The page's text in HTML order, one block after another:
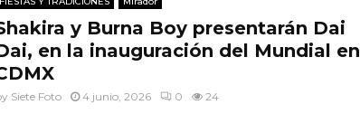
y Burna Boy presentarán Dai
en la inauguración del Mundial en
Siete Foto 4 junio, 2026 0 24